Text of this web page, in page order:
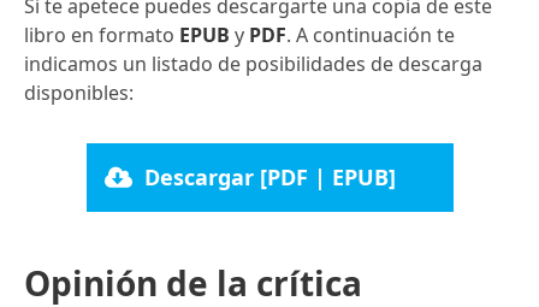
Si te apetece puedes descargarte una copia de este
libro en formato EPUB y PDF. A continuación te
indicamos un listado de posibilidades de descarga
disponibles:
Descargar [PDF | EPUB]
Opinión de la crítica